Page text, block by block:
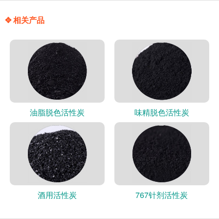
✥ 相关产品
油脂脱色活性炭 味精脱色活性炭
酒用活性炭 767针剂活性炭